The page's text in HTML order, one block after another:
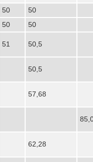
50
50
50
50
51 50,5
50,5
57,68
62,28